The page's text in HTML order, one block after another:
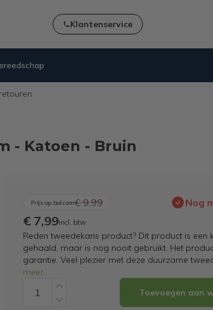
Klantenservice
- Katoen - Bruin
Prijs op bol.com€ 9,99 Nog
€ 7,99Incl. btw
Reden tweedekans product? Dit product is een
gehaald, maar is nog nooit gebruikt. Het
garantie. Veel plezier met deze duurzame
meer...
Toevoegen aan